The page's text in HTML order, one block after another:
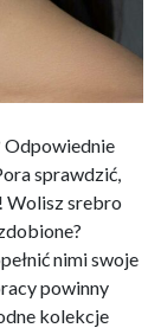
Odpowiednie
sprawdzić,
Wolisz srebro
nimi swoje
powinny
kolekcje